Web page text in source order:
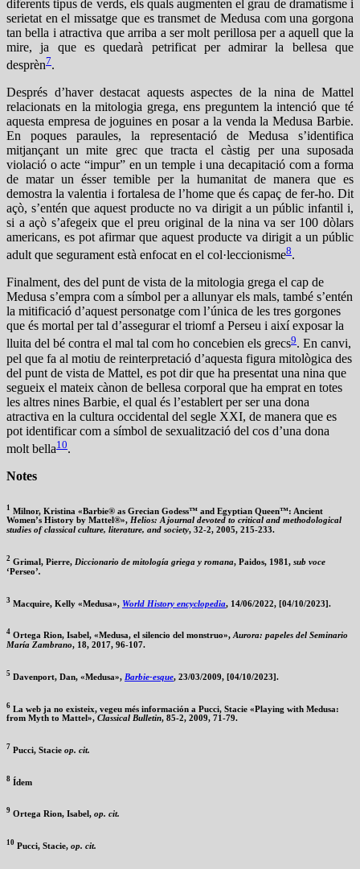
diferents tipus de verds, els quals augmenten el grau de dramatisme i
serietat en el missatge que es transmet de Medusa com una gorgona
tan bella i atractiva que arriba a ser molt perillosa per a aquell que la
mire, ja que es quedarà petrificat per admirar la bellesa que
desprèn7.
Després d’haver destacat aquests aspectes de la nina de Mattel
relacionats en la mitologia grega, ens preguntem la intenció que té
aquesta empresa de joguines en posar a la venda la Medusa Barbie.
En poques paraules, la representació de Medusa s’identifica
mitjançant un mite grec que tracta el càstig per una suposada
violació o acte “impur” en un temple i una decapitació com a forma
de matar un ésser temible per la humanitat de manera que es
demostra la valentia i fortalesa de l’home que és capaç de fer-ho. Dit
açò, s’entén que aquest producte no va dirigit a un públic infantil i,
si a açò s’afegeix que el preu original de la nina va ser 100 dòlars
americans, es pot afirmar que aquest producte va dirigit a un públic
adult que segurament està enfocat en el col·leccionisme8.
Finalment, des del punt de vista de la mitologia grega el cap de
Medusa s’empra com a símbol per a allunyar els mals, també s’entén
la mitificació d’aquest personatge com l’única de les tres gorgones
que és mortal per tal d’assegurar el triomf a Perseu i així exposar la
lluita del bé contra el mal tal com ho concebien els grecs9. En canvi,
pel que fa al motiu de reinterpretació d’aquesta figura mitològica des
del punt de vista de Mattel, es pot dir que ha presentat una nina que
segueix el mateix cànon de bellesa corporal que ha emprat en totes
les altres nines Barbie, el qual és l’establert per ser una dona
atractiva en la cultura occidental del segle XXI, de manera que es
pot identificar com a símbol de sexualització del cos d’una dona
molt bella10.
Notes
1 Milnor, Kristina «Barbie® as Grecian Godess™ and Egyptian Queen™: Ancient
Women’s History by Mattel®», Helios: A journal devoted to critical and methodological
studies of classical culture, literature, and society, 32-2, 2005, 215-233.
2 Grimal, Pierre, Diccionario de mitología griega y romana, Paidos, 1981, sub voce
‘Perseo’.
3 Macquire, Kelly «Medusa», World History encyclopedia, 14/06/2022, [04/10/2023].
4 Ortega Rion, Isabel, «Medusa, el silencio del monstruo», Aurora: papeles del Seminario
María Zambrano, 18, 2017, 96-107.
5 Davenport, Dan, «Medusa», Barbie-esque, 23/03/2009, [04/10/2023].
6 La web ja no existeix, vegeu més información a Pucci, Stacie «Playing with Medusa:
from Myth to Mattel», Classical Bulletin, 85-2, 2009, 71-79.
7 Pucci, Stacie op. cit.
8 Ídem
9 Ortega Rion, Isabel, op. cit.
10 Pucci, Stacie, op. cit.